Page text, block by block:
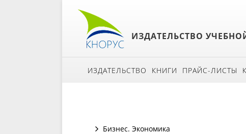
ИЗДАТЕЛЬСТВО
ИЗДАТЕЛЬСТВО КНИГИ ПРАЙС-ЛИСТЫ
Бизнес. Экономика